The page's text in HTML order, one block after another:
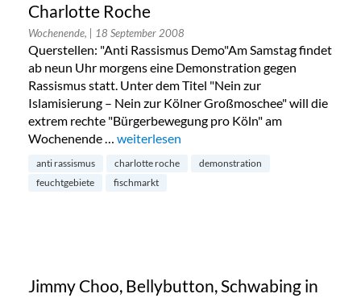
Charlotte Roche
Wochenende, | 18 September 2008
Querstellen: "Anti Rassismus Demo"Am Samstag findet
ab neun Uhr morgens eine Demonstration gegen
Rassismus statt. Unter dem Titel "Nein zur
Islamisierung – Nein zur Kölner Großmoschee" will die
extrem rechte "Bürgerbewegung pro Köln" am
Wochenende … „Anti Rassismus Demo, Fischmarkt,
weiterlesen
anti rassismus charlotte roche
demonstration
feuchtgebiete
fischmarkt
Jimmy Choo, Bellybutton, Schwabing in